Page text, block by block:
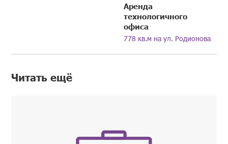
Аренда
технологичного
офиса
778 кв.м на ул. Родионова
Читать ещё